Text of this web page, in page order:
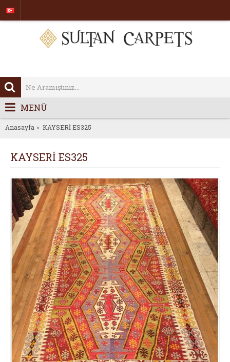
MENÜ
Anasayfa KAYSERİ ES325
KAYSERİ ES325